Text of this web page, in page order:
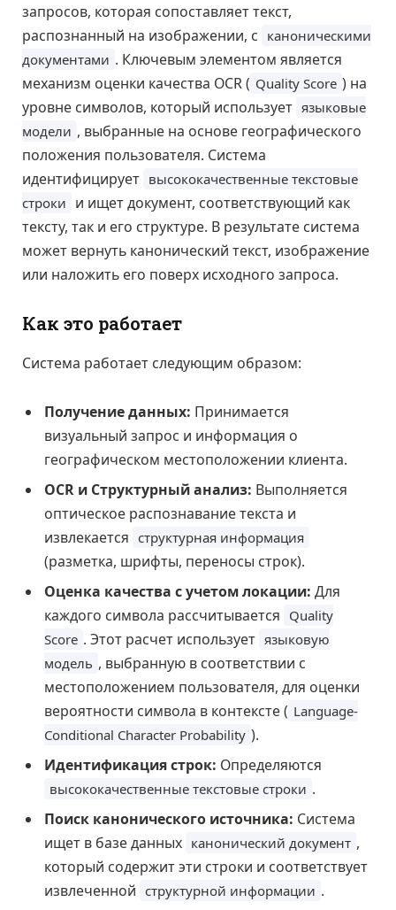
запросов, которая сопоставляет текст,
распознанный на изображении, с каноническими
документами . Ключевым элементом является
механизм оценки качества OCR ( Quality Score ) на
уровне символов, который использует языковые
модели , выбранные на основе географического
положения пользователя. Система
идентифицирует высококачественные текстовые
строки и ищет документ, соответствующий как
тексту, так и его структуре. В результате система
может вернуть канонический текст, изображение
или наложить его поверх исходного запроса.
Как это работает
Система работает следующим образом:
Получение данных: Принимается
визуальный запрос и информация о
географическом местоположении клиента.
OCR и Структурный анализ: Выполняется
оптическое распознавание текста и
извлекается структурная информация
(разметка, шрифты, переносы строк).
Оценка качества с учетом локации: Для
каждого символа рассчитывается Quality
Score . Этот расчет использует языковую
модель , выбранную в соответствии с
местоположением пользователя, для оценки
вероятности символа в контексте ( Language-
Conditional Character Probability ).
Идентификация строк: Определяются
высококачественные текстовые строки .
Поиск канонического источника: Система
ищет в базе данных канонический документ ,
который содержит эти строки и соответствует
извлеченной структурной информации .